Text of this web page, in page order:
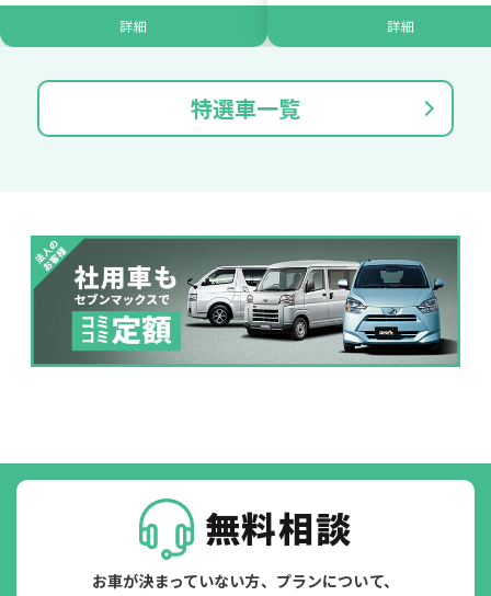
詳細 詳細
特選車一覧
無料相談
お車が決まっていない方、プランについて、